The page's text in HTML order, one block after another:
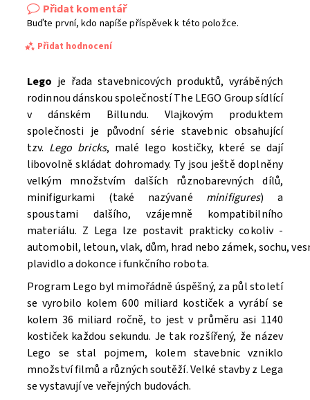
Přidat komentář
Buďte první, kdo napíše příspěvek k této položce.
Přidat hodnocení
Souhlasím seZpracováním osobních údajů.
Lego je řada stavebnicových produktů, vyráběných
rodinnou dánskou společností The LEGO Group sídlící
v dánském Billundu. Vlajkovým produktem
společnosti je původní série stavebnic obsahující
tzv. Lego bricks, malé lego kostičky, které se dají
libovolně skládat dohromady. Ty jsou ještě doplněny
velkým množstvím dalších různobarevných dílů,
minifigurkami (také nazývané minifigures) a
spoustami dalšího, vzájemně kompatibilního
materiálu. Z Lega lze postavit prakticky cokoliv -
automobil, letoun, vlak, dům, hrad nebo zámek, sochu,
plavidlo a dokonce i funkčního robota.
Program Lego byl mimořádně úspěšný, za půl století
se vyrobilo kolem 600 miliard kostiček a vyrábí se
kolem 36 miliard ročně, to jest v průměru asi 1140
kostiček každou sekundu. Je tak rozšířený, že název
Lego se stal pojmem, kolem stavebnic vzniklo
množství filmů a různých soutěží. Velké stavby z Lega
se vystavují ve veřejných budovách.